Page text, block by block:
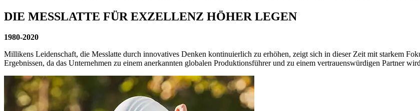
DIE MESSLATTE FÜR EXZELLENZ HÖHER LEGEN
1980-2020
Millikens Leidenschaft, die Messlatte durch innovatives Denken kontinuierlich zu erhöhen, zeigt sich in dieser Zeit mit starkem
Ergebnissen, da das Unternehmen zu einem anerkannten globalen Produktionsführer und zu einem vertrauenswürdigen Partner